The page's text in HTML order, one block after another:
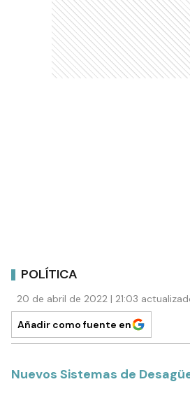
POLÍTICA
20 de abril de 2022 | 21:03
Añadir como fuente en
Nuevos Sistemas de